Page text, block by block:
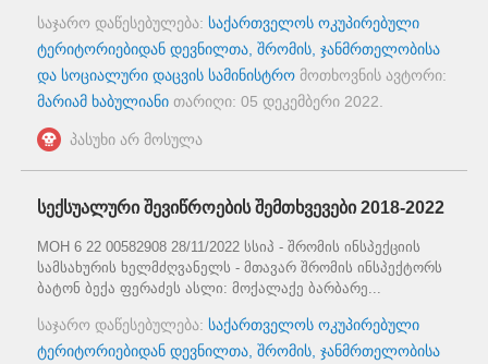
საჯარო დაწესებულება: საქართველოს ოკუპირებული
ტერიტორიებიდან დევნილთა, შრომის, ჯანმრთელობისა
და სოციალური დაცვის სამინისტრო მოთხოვნის ავტორი:
მარიამ ხაბულიანი თარიღი: 05 დეკემბერი 2022
პასუხი არ მოსულა
სექსუალური შევიწროების შემთხვევები 2018-2022
MOH 6 22 00582908 28/11/2022 სსიპ - შრომის ინსპექციის
სამსახურის ხელმძღვანელს - მთავარ შრომის ინსპექტორს
ბატონ ბექა ფერაძეს ასლი: მოქალაქე ბარბარე...
საჯარო დაწესებულება: საქართველოს ოკუპირებული
ტერიტორიებიდან დევნილთა, შრომის, ჯანმრთელობისა